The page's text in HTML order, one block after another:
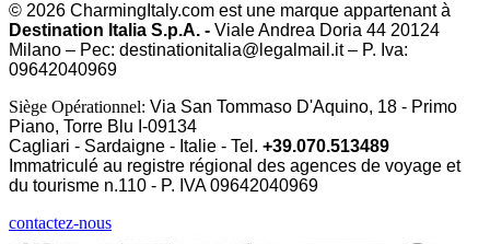
© 2026 CharmingItaly.com est une marque appartenant à
Destination Italia S.p.A. - Viale Andrea Doria 44 20124
Milano – Pec: destinationitalia@legalmail.it – P. Iva:
09642040969
Siège Opérationnel: Via San Tommaso D'Aquino, 18 - Primo
Piano, Torre Blu I-09134
Cagliari - Sardaigne - Italie - Tel. +39.070.513489
Immatriculé au registre régional des agences de voyage et
du tourisme n.110 - P. IVA09642040969
contactez-nous